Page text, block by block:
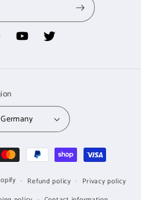
YouTubeTwitter
€ | Germany
Refund policy
Privacy policy